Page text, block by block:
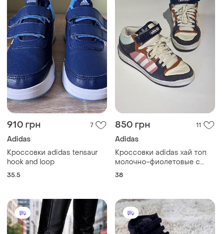
910 грн 7
Adidas
Кроссовки adidas tensaur
hook and loop
35.5
850 грн 11
Adidas
Кроссовки adidas хай топ
молочно-фиолетовые с
розовыми и оранжевыми
38